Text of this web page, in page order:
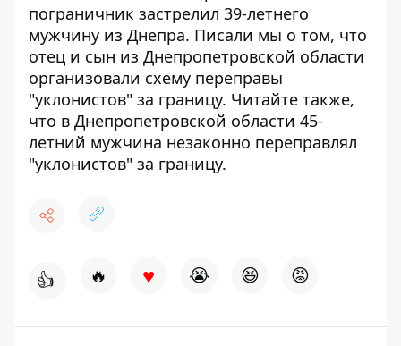
пограничник застрелил 39-летнего
мужчину из Днепра. Писали мы о том, что
отец и сын из Днепропетровской области
организовали схему переправы
"уклонистов" за границу. Читайте также,
что в Днепропетровской области 45-
летний мужчина незаконно переправлял
"уклонистов" за границу.
👍 🔥 ♥ 😭 😆 😡